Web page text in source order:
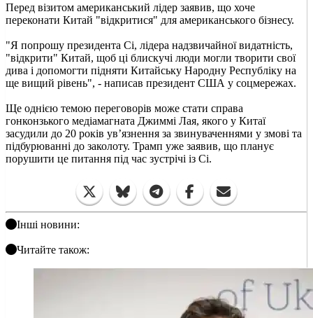
Перед візитом американський лідер заявив, що хоче
переконати Китай "відкритися" для американського бізнесу.
"Я попрошу президента Сі, лідера надзвичайної видатність,
"відкрити" Китай, щоб ці блискучі люди могли творити свої
дива і допомогти підняти Китайську Народну Республіку на
ще вищий рівень", - написав президент США у соцмережах.
Ще однією темою переговорів може стати справа
гонконзького медіамагната Джиммі Лая, якого у Китаї
засудили до 20 років ув’язнення за звинуваченнями у змові та
підбурюванні до заколоту. Трамп уже заявив, що планує
порушити це питання під час зустрічі із Сі.
Інші новини:
Читайте також: